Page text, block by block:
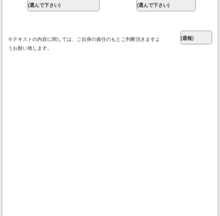
※テキストの内容に関しては、ご自身の責任のもとご判断頂きますよ
うお願い致します。